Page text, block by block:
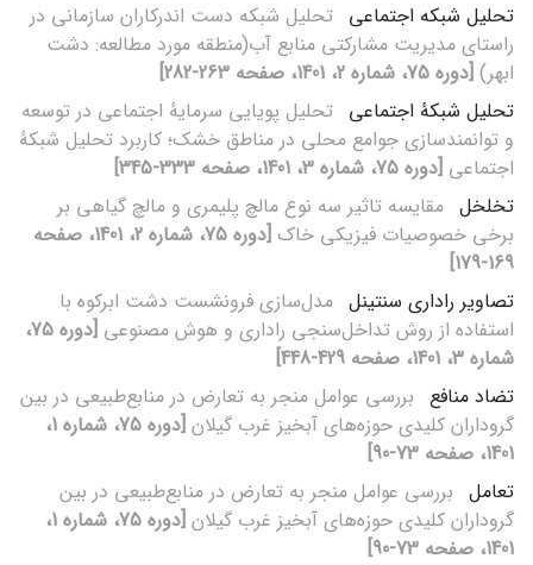
تحلیل شبکه اجتماعی تحلیل شبکه دست اندرکاران سازمانی در
راستای مدیریت مشارکتی منابع آب(منطقه مورد مطالعه: دشت
ابهر) [دوره 75، شماره 2، 1401، صفحه 263-282]
تحلیل شبکۀ اجتماعی تحلیل پویایی سرمایۀ اجتماعی در توسعه
و توانمندسازی جوامع محلی در مناطق خشک؛ کاربرد تحلیل شبکۀ
اجتماعی [دوره 75، شماره 3، 1401، صفحه 333-345]
تخلخل مقایسه تاثیر سه نوع مالچ پلیمری و مالچ گیاهی بر
برخی خصوصیات فیزیکی خاک
[دوره 75، شماره 2، 1401، صفحه
169-179]
تصاویر راداری سنتینل مدل‌سازی فرونشست دشت ابرکوه با
استفاده از روش تداخل‌سنجی راداری و هوش مصنوعی
[دوره 75،
شماره 3، 1401، صفحه 429-448]
تضاد منافع بررسی عوامل منجر به تعارض در منابع‌طبیعی در بین
گروداران کلیدی حوزه‌های آبخیز غرب گیلان
[دوره 75، شماره 1،
1401، صفحه 73-90]
تعامل بررسی عوامل منجر به تعارض در منابع‌طبیعی در بین
گروداران کلیدی حوزه‌های آبخیز غرب گیلان
[دوره 75، شماره 1،
1401، صفحه 73-90]